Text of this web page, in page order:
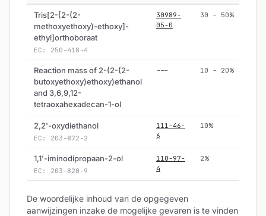
Tris[2-[2-(2-
methoxyethoxy)-ethoxy]-
ethyl]orthoboraat
EC: 250-418-4
30989-
05-0
30 - 50%
Reaction mass of 2-(2-(2-
butoxyethoxy)ethoxy)ethanol
and 3,6,9,12-
tetraoxahexadecan-1-ol
--- 10 - 20%
2,2'-oxydiethanol
EC: 203-872-2
111-46-
6
10%
1,1'-iminodipropaan-2-ol
EC: 203-820-9
110-97-
4
2%
De woordelijke inhoud van de opgegeven
aanwijzingen inzake de mogelijke gevaren is te vinden